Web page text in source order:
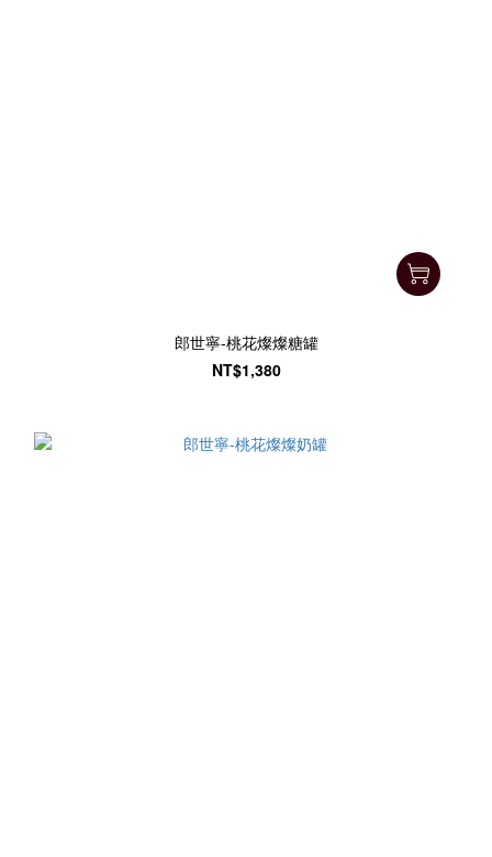
郎世寧-桃花燦燦糖罐
NT$1,380